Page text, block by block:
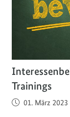
Trainings
Veröffentlicht
01. März 2023